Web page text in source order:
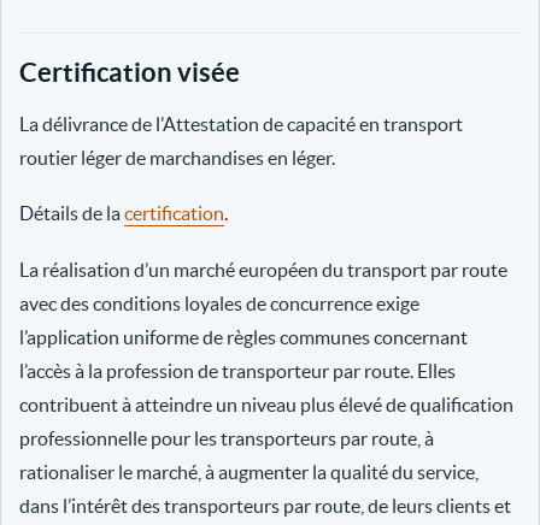
Certification visée
La délivrance de l’Attestation de capacité en transport
routier léger de marchandises en léger.
Détails de lacertification.
La réalisation d’un marché européen du transport par route
avec des conditions loyales de concurrence exige
l’application uniforme de règles communes concernant
l’accès à la profession de transporteur par route. Elles
contribuent à atteindre un niveau plus élevé de qualification
professionnelle pour les transporteurs par route, à
rationaliser le marché, à augmenter la qualité du service,
dans l’intérêt des transporteurs par route, de leurs clients et